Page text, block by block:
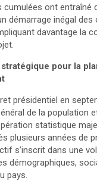
cumulées ont entraîné
démarrage inégal des
davantage la
pour la
présidentiel en
de la population
statistique
plusieurs années de
s’inscrit dans une
démographiques,
pays.